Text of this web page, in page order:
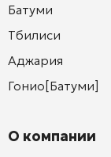
Батуми
Тбилиси
Аджария
Гонио[Батуми]
О компании